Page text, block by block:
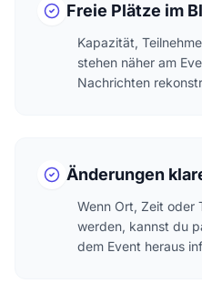
Freie Plätze im
Kapazität,
stehen näher am
Nachrichten
Änderungen
Wenn Ort, Zeit oder
werden, kannst du
dem Event heraus